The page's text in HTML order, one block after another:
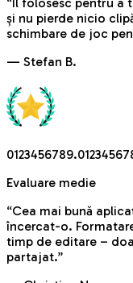
și nu pierde nicio
schimbare de joc
— Stefan B.
0123456789.01234567
Evaluare medie
“Cea mai bună
încercat-o.
timp de editare –
partajat.”